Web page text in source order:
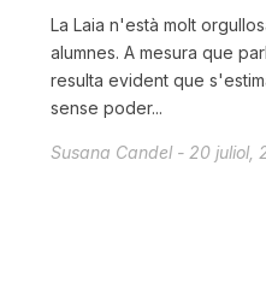
La Laia n'està molt
alumnes. A mesura que
resulta evident que
sense poder...
Susana Candel - 20 juliol,